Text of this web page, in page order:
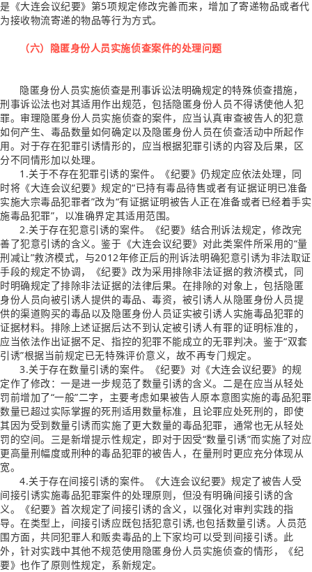
是《大连会议纪要》第5项规定修改完善而来，增加了寄递物品或者代
为接收物流寄递的物品等行为方式。
（六）隐匿身份人员实施侦查案件的处理问题
隐匿身份人员实施侦查是刑事诉讼法明确规定的特殊侦查措施，
刑事诉讼法也对其适用作出规范，包括隐匿身份人员不得诱使他人犯
罪。审理隐匿身份人员实施侦查的案件，应当认真审查被告人的犯意
如何产生、毒品数量如何确定以及隐匿身份人员在侦查活动中所起作
用。对于存在犯罪引诱情形的，应当根据犯罪引诱的内容及后果，区
分不同情形加以处理。
1.关于不存在犯罪引诱的案件。《纪要》仍规定应依法处理，同
时将《大连会议纪要》规定的“已持有毒品待售或者有证据证明已准备
实施大宗毒品犯罪者”改为“有证据证明被告人正在准备或者已经着手实
施毒品犯罪”，以准确界定其适用范围。
2.关于存在犯意引诱的案件。《纪要》结合刑诉法规定，修改完
善了犯意引诱的含义。鉴于《大连会议纪要》对此类案件所采用的“量
刑减让”救济模式，与2012年修正后的刑诉法明确犯意引诱为非法取证
手段的规定不协调，《纪要》改为采用排除非法证据的救济模式，同
时明确规定了排除非法证据的法律后果。在排除的对象上，包括隐匿
身份人员向被引诱人提供的毒品、毒资，被引诱人从隐匿身份人员提
供的渠道购买的毒品以及隐匿身份人员证实被引诱人实施毒品犯罪的
证据材料。排除上述证据后达不到认定被引诱人有罪的证明标准的，
应当依法作出证据不足、指控的犯罪不能成立的无罪判决。鉴于“双套
引诱”根据当前规定已无特殊评价意义，故不再专门规定。
3.关于存在数量引诱的案件。《纪要》对《大连会议纪要》的规
定作了修改：一是进一步规范了数量引诱的含义。二是在应当从轻处
罚前增加了“一般”二字，主要考虑如果被告人原本意图实施的毒品犯罪
数量已超过实际掌握的死刑适用数量标准，且论罪应处死刑的，即使
其因为受到数量引诱而实施了更大数量的毒品犯罪，通常也无从轻处
罚的空间。三是新增提示性规定，即对于因受“数量引诱”而实施了对应
更高量刑幅度或刑种的毒品犯罪的被告人，在量刑时更应充分体现从
宽。
4.关于存在间接引诱的案件。《大连会议纪要》规定了被告人受
间接引诱实施毒品犯罪案件的处理原则，但没有明确间接引诱的含
义。《纪要》首次规定了间接引诱的含义，以强化对审判实践的指
导。在类型上，间接引诱应既包括犯意引诱,也包括数量引诱。人员范
围方面，共同犯罪人和贩卖毒品的上下家均可以受到间接引诱。此
外，针对实践中其他不规范使用隐匿身份人员实施侦查的情形，《纪
要》也作了原则性规定，系新规定。